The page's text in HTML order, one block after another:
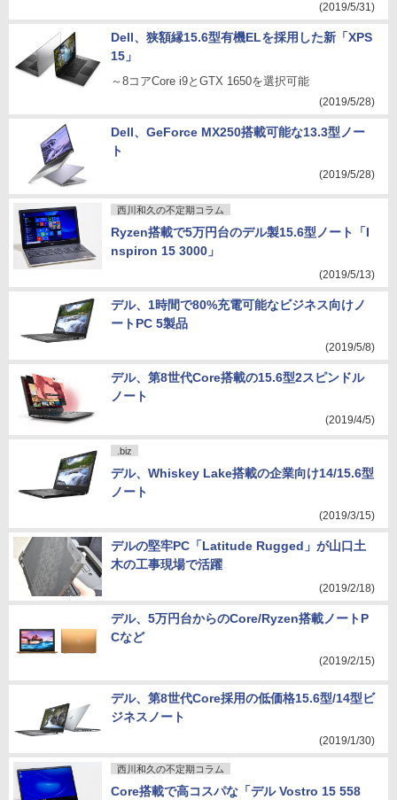
(2019/5/31)
Dell、狭額縁15.6型有機ELを採用した新「XPS
15」
～8コアCore i9とGTX 1650を選択可能
(2019/5/28)
Dell、GeForce MX250搭載可能な13.3型ノー
ト
(2019/5/28)
西川和久の不定期コラム
Ryzen搭載で5万円台のデル製15.6型ノート「I
nspiron 15 3000」
(2019/5/13)
デル、1時間で80%充電可能なビジネス向けノ
ートPC 5製品
(2019/5/8)
デル、第8世代Core搭載の15.6型2スピンドル
ノート
(2019/4/5)
.biz
デル、Whiskey Lake搭載の企業向け14/15.6型
ノート
(2019/3/15)
デルの堅牢PC「Latitude Rugged」が山口土
木の工事現場で活躍
(2019/2/18)
デル、5万円台からのCore/Ryzen搭載ノートP
Cなど
(2019/2/15)
デル、第8世代Core採用の低価格15.6型/14型ビ
ジネスノート
(2019/1/30)
西川和久の不定期コラム
Core搭載で高コスパな「デル Vostro 15 558